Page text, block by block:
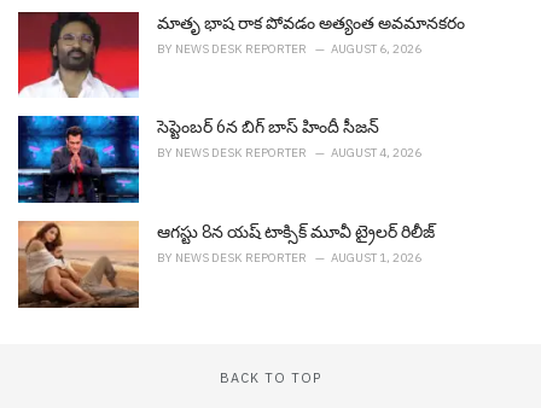
r
e
మాతృ భాష రాక పోవడం అత్యంత అవమానకరం
BY NEWS DESK REPORTER AUGUST 6, 2026
సెప్టెంబ‌ర్ 6న బిగ్ బాస్ హిందీ సీజ‌న్
BY NEWS DESK REPORTER AUGUST 4, 2026
ఆగ‌స్టు 8న యష్ టాక్సిక్ మూవీ ట్రైల‌ర్ రిలీజ్
BY NEWS DESK REPORTER AUGUST 1, 2026
BACK TO TOP